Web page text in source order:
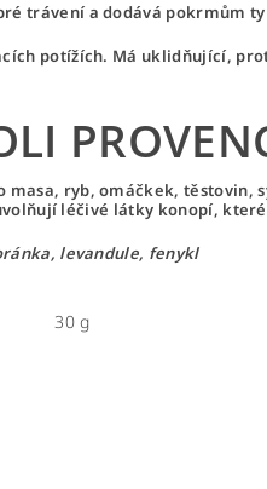
trávení a dodává pokrmům
potížích. Má uklidňující,
ryb, omáčkek, těstovin,
léčivé látky konopí,
levandule, fenykl
30 g